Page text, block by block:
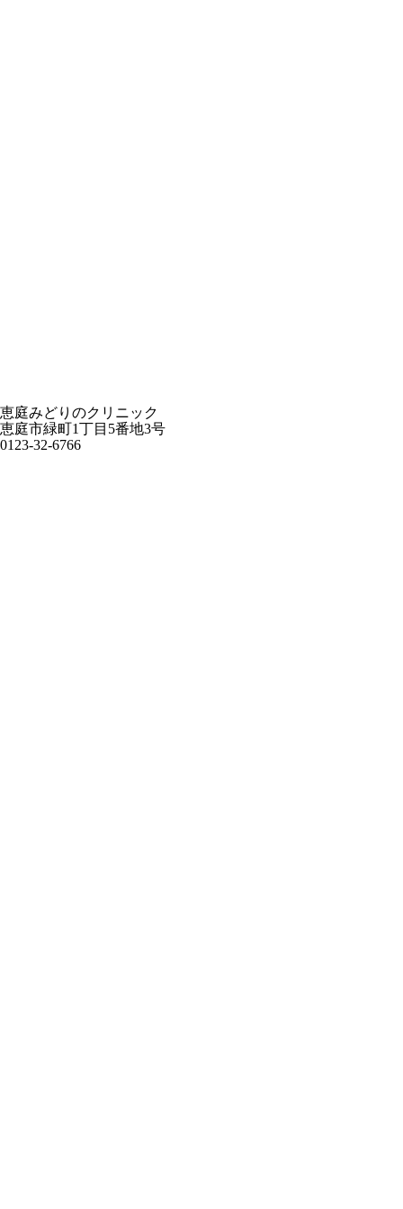
恵庭みどりのクリニック
恵庭市緑町1丁目5番地3号
0123-32-6766